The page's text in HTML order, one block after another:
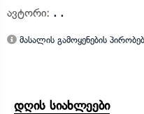
ავტორი: . .
მასალის გამოყენების
დღის სიახლეები